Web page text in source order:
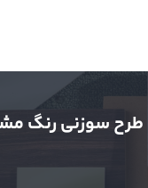
سوزنی رنگ